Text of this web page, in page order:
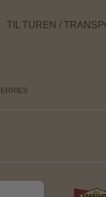
TIL TUREN /